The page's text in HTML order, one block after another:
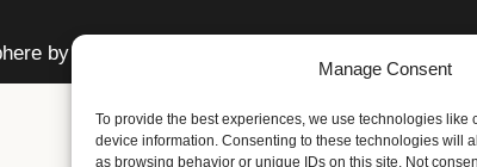
Manage Consent
To provide the best experiences, we use technologies like
device information. Consenting to these technologies will
as browsing behavior or unique IDs on this site. Not
by AF themes.